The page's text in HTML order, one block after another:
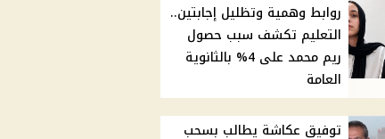
روابط وهمية وتظليل إجابتين..
التعليم تكشف سبب حصول
ريم محمد على 4% بالثانوية
العامة
توفيق عكاشة يطالب بسحب